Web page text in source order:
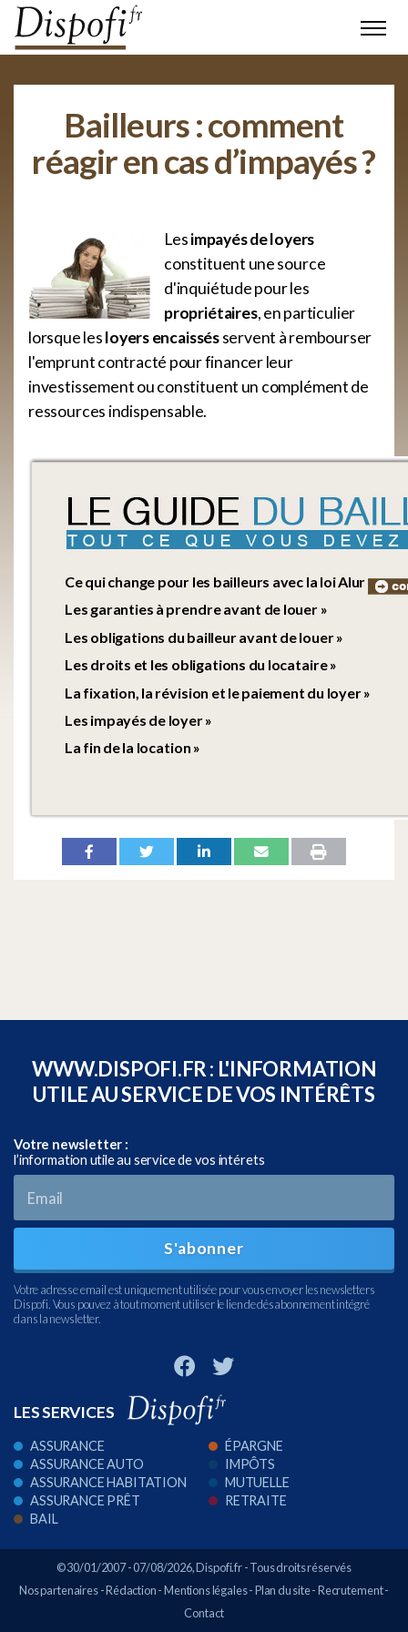
Bailleurs : comment
réagir en cas d’impayés ?
Lesimpayés de loyers
constituent une source
d'inquiétude pour les
propriétaires, en particulier
lorsque lesloyers encaissésservent à rembourser
l'emprunt contracté pour financer leur
investissement ou constituent un complément de
ressources indispensable.
Ce qui change pour les bailleurs avec la loi Alur
Les garanties à prendre avant de louer »
Les obligations du bailleur avant de louer »
Les droits et les obligations du locataire »
La fixation, la révision et le paiement du loyer »
Les impayés de loyer »
La fin de la location »
WWW.DISPOFI.FR : L'INFORMATION
UTILE AU SERVICE DE VOS INTÉRÊTS
Votre newsletter :
l’information utile au service de vos intérets
S'abonner
Votre adresse email est uniquement utilisée pour vous envoyer les newsletters
Dispofi. Vous pouvez à tout moment utiliser le lien de désabonnement intégré
dans la newsletter.
LES SERVICES
ASSURANCE
ASSURANCE AUTO
ASSURANCE HABITATION
ASSURANCE PRÊT
BAIL
ÉPARGNE
IMPÔTS
MUTUELLE
RETRAITE
© 30/01/2007 - 07/08/2026,Dispofi.fr- Tous droits réservés
Nos partenaires-Rédaction-Mentions légales-Plan du site-Recrutement-
Contact